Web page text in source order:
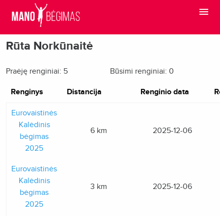
Rūta Norkūnaitė
Praėję renginiai: 5 Būsimi renginiai: 0
Renginys Distancija Renginio data
Eurovaistinės
Kalėdinis
bėgimas
2025
6 km 2025-12-06
Eurovaistinės
Kalėdinis
bėgimas
2025
3 km 2025-12-06